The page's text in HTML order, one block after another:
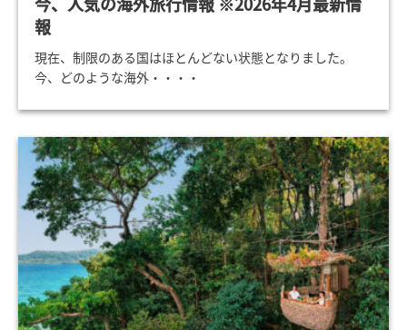
報
現在、制限のある国はほとんどない状態となりました。
今、どのような海外・・・・